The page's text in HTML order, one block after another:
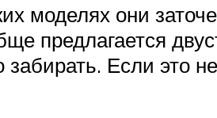
моделях они
предлагается
забирать. Если это